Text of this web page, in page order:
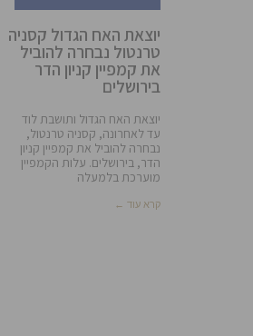
יוצאת האח הגדול קסניה
טרנטול נבחרה להוביל
את קמפיין קניון הדר
בירושלים
יוצאת האח הגדול ותושבת לוד
עד לאחרונה, קסניה טרנטול,
נבחרה להוביל את קמפיין קניון
הדר, בירושלים. עלות הקמפיין
מוערכת בלמעלה
קרא עוד ←